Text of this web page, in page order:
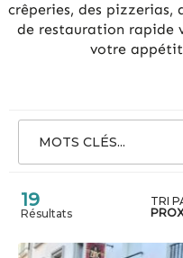
crêperies, des pizzerias,
de restauration rapide
votre
MOTS CLÉS...
19
Résultats
TRI